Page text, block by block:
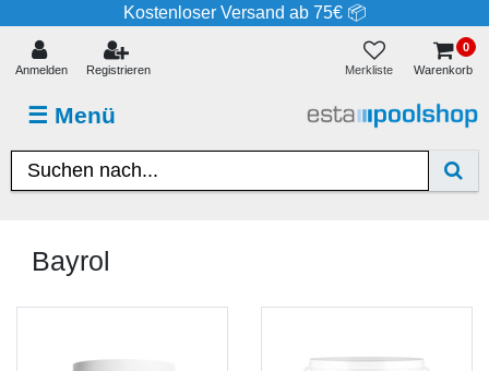
Kostenloser Versand ab 75€ 📦
☰ Menü
Anmelden Registrieren Merkliste
0
Warenkorb
Bayrol